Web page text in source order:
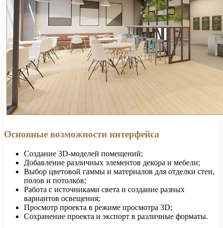
Основные возможности интерфейса
Создание 3D-моделей помещений;
Добавление различных элементов декора и мебели;
Выбор цветовой гаммы и материалов для отделки стен,
полов и потолков;
Работа с источниками света и создание разных
вариантов освещения;
Просмотр проекта в режиме просмотра 3D;
Сохранение проекта и экспорт в различные форматы.